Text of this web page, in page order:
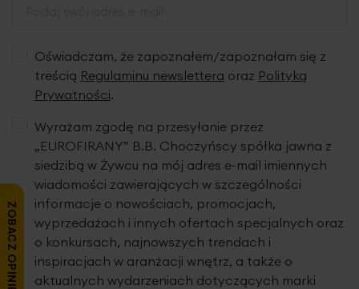
Oświadczam, że zapoznałem/zapoznałam się z
treścią Regulaminu newslettera oraz Polityką
Prywatności.
Wyrażam zgodę na przesyłanie przez
„EUROFIRANY” B.B. Choczyńscy spółka jawna z
siedzibą w Żywcu na mój adres e-mail imiennych
wiadomości zawierających w szczególności
informacje o nowościach, promocjach,
wyprzedażach i innych ofertach specjalnych oraz
o konkursach, najnowszych trendach i
inspiracjach w aranżacji wnętrz, a także o
aktualnych wydarzeniach dotyczących marki
ZOBACZ OPINIE